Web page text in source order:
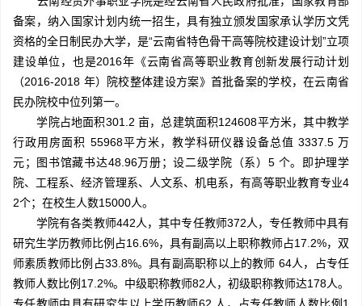
备案，纳入国家计划内统一招生，具有独立颁发国家承认学历文凭
资格的全日制民办大学，是“云南省特色骨干高等院校建设计划”立项
建设单位，也是2016年《云南省高等职业教育创新发展行动计划
（2016-2018 年）院校整体建设方案》首批备案的学校，在云南省
民办院校中位列第一。
学院占地面积301.2 亩，总建筑面积124608平方米，其中教学
行政用房面积 55968平方米，教学科研仪器设备总值 3337.5 万
元；图书馆藏书达48.96万册；设二级学院（系）5 个。即护理学
院、工程系、经济管理系、人文系、机电系，有高等职业教育专业4
2个；在校生人数15000人。
学院有各类教师442人，其中专任教师372人，专任教师中具有
研究生学历教师比例占16.6%，具有副高以上职称教师占17.2%，双
师素质教师比例占33.8%。具有副高职称以上的教师 64人，占专任
教师人数比例17.2%。中级职称教师82人，初级职称教师达178人。